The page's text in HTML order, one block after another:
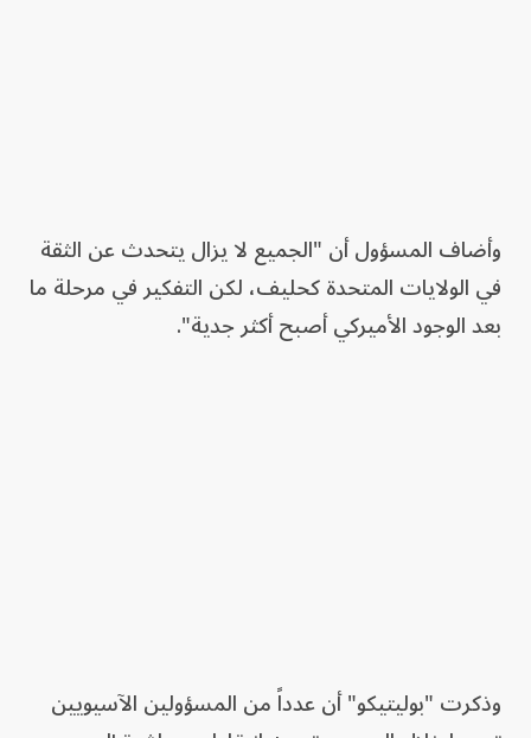
وأضاف المسؤول أن "الجميع لا يزال يتحدث عن الثقة
في الولايات المتحدة كحليف، لكن التفكير في مرحلة ما
بعد الوجود الأميركي أصبح أكثر جدية".
وذكرت "بوليتيكو" أن عدداً من المسؤولين الآسيويين